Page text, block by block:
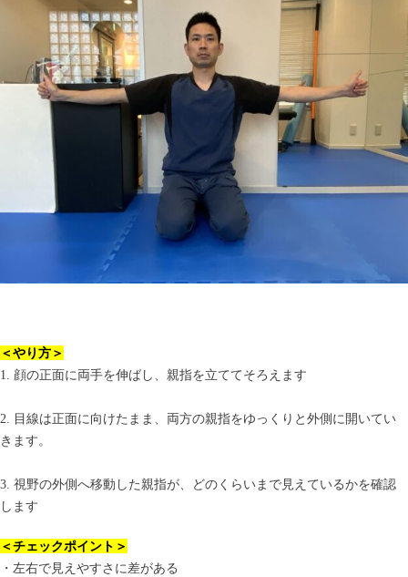
＜やり方＞
1. 顔の正面に両手を伸ばし、親指を立ててそろえます
2. 目線は正面に向けたまま、両方の親指をゆっくりと外側に開いてい
きます。
3. 視野の外側へ移動した親指が、どのくらいまで見えているかを確認
します
＜チェックポイント＞
・左右で見えやすさに差がある